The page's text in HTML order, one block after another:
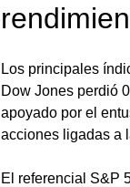
Los principales
Dow Jones perdió
apoyado por el
acciones ligadas a
El referencial S&P